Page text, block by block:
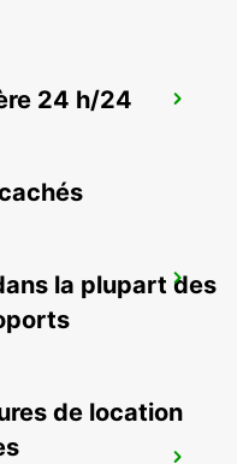
30 11 2026
24 h/24
la plupart des
de location